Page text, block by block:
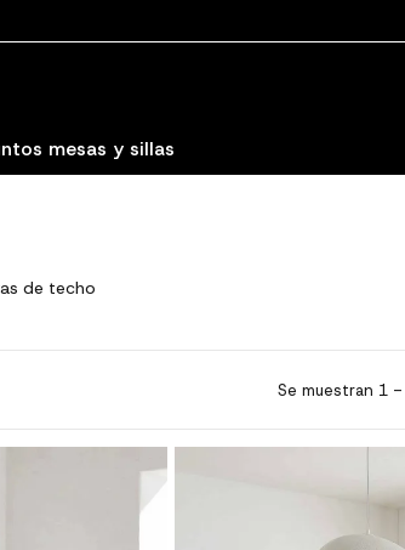
mesas y sillas
de techo
Se muestran 1